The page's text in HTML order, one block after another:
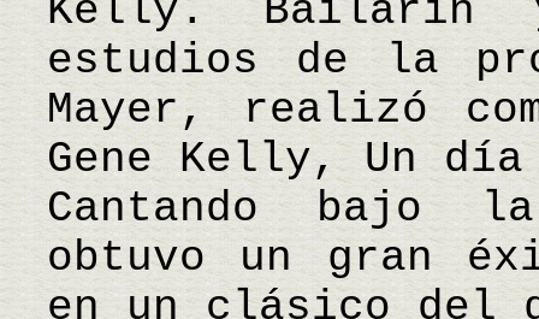
Kelly. Bailarín
estudios de la
Mayer, realizó
Gene Kelly, Un
Cantando bajo
obtuvo un gran
en un clásico del